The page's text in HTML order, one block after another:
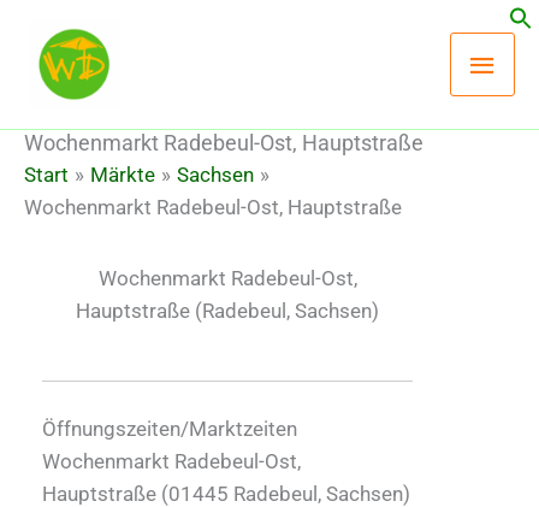
Inhalt
springen
Wochenmarkt Radebeul-Ost, Hauptstraße
Start Märkte
Sachsen
Wochenmarkt Radebeul-Ost, Hauptstraße
Wochenmarkt Radebeul-Ost,
Hauptstraße (Radebeul, Sachsen)
Öffnungszeiten/Marktzeiten
Wochenmarkt Radebeul-Ost,
Hauptstraße (01445 Radebeul, Sachsen)